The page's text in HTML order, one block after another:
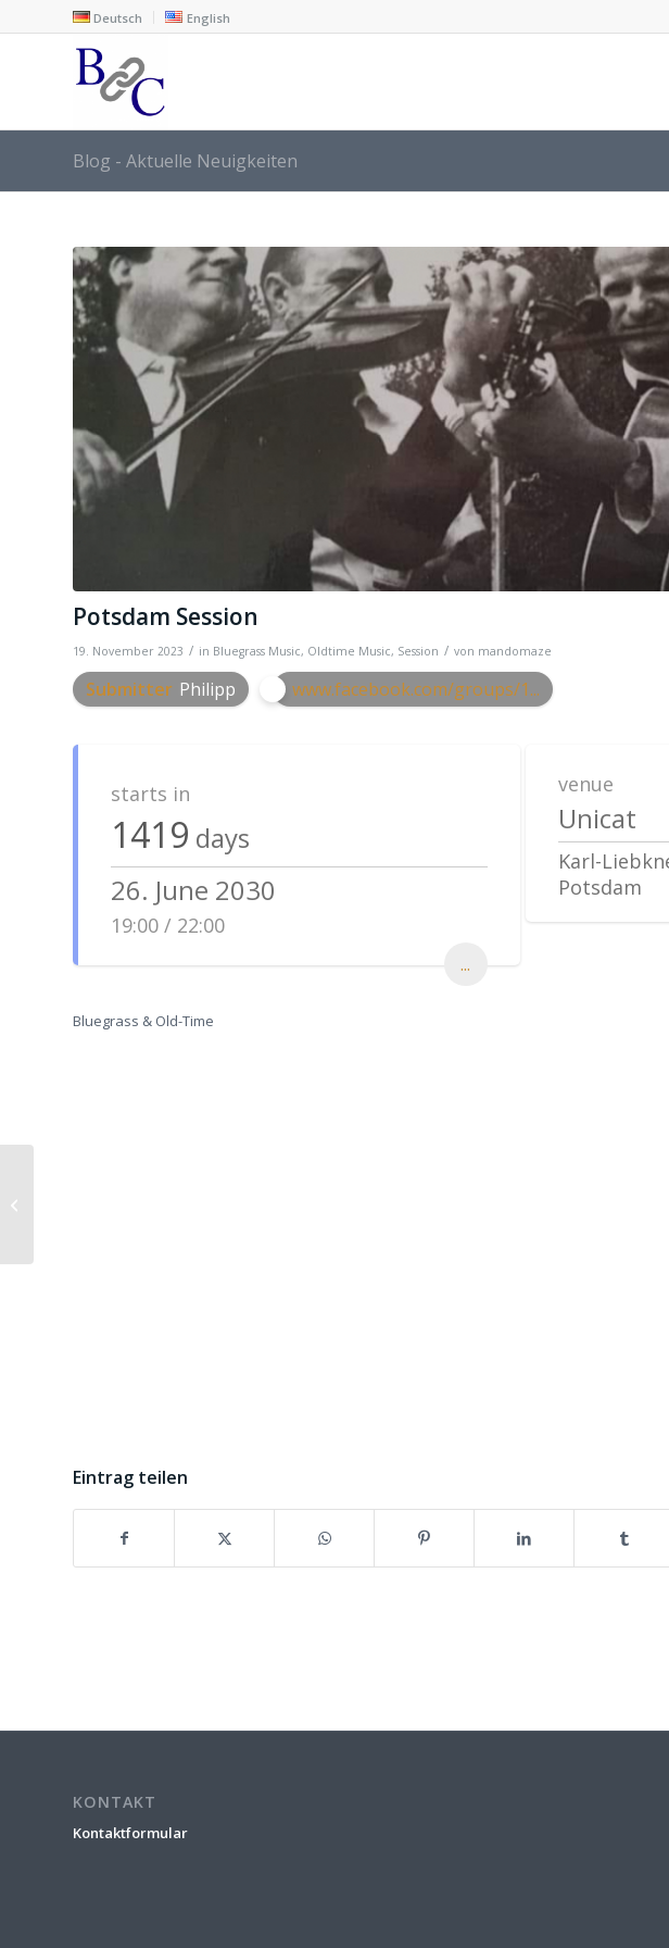
Deutsch English
Blog - Aktuelle Neuigkeiten
Potsdam Session
19. November 2023 / in Bluegrass Music, Oldtime Music, Session / von mandomaze
www.facebook.com/groups/1...
Submitter Philipp
starts in
1419 days
26. June 2030
19:00 / 22:00
...
venue
Unicat
Karl-
Potsdam
Bluegrass & Old-Time
Eintrag teilen
KONTAKT
Kontaktformular